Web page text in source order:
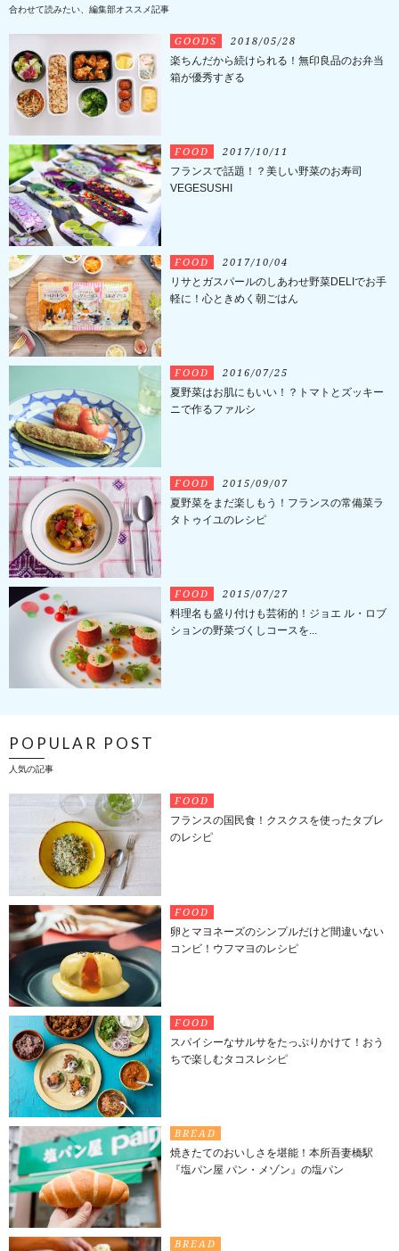
合わせて読みたい、編集部オススメ記事
GOODS 2018/05/28
楽ちんだから続けられる！無印良品のお弁当
箱が優秀すぎる
FOOD 2017/10/11
フランスで話題！？美しい野菜のお寿司
VEGESUSHI
FOOD 2017/10/04
リサとガスパールのしあわせ野菜DELIでお手
軽に！心ときめく朝ごはん
FOOD 2016/07/25
夏野菜はお肌にもいい！？トマトとズッキー
ニで作るファルシ
FOOD 2015/09/07
夏野菜をまだ楽しもう！フランスの常備菜ラ
タトゥイユのレシピ
FOOD 2015/07/27
料理名も盛り付けも芸術的！ジョエ ル・ロブ
ションの野菜づくしコースを...
POPULAR POST
人気の記事
FOOD
フランスの国民食！クスクスを使ったタブレ
のレシピ
FOOD
卵とマヨネーズのシンプルだけど間違いない
コンビ！ウフマヨのレシピ
FOOD
スパイシーなサルサをたっぷりかけて！おう
ちで楽しむタコスレシピ
BREAD
焼きたてのおいしさを堪能！本所吾妻橋駅
『塩パン屋 パン・メゾン』の塩パン
BREAD